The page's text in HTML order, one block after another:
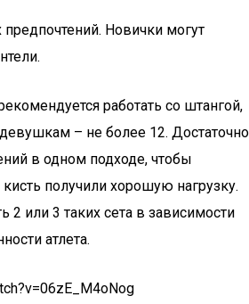
предпочтений. Новички могут
работать со штангой,
– не более 12. Достаточно
в одном подходе, чтобы
получили хорошую нагрузку.
2 или 3 таких сета в зависимости
атлета.